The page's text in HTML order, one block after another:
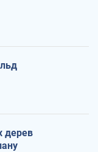
дерев